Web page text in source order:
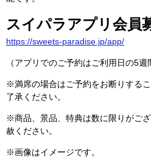
スイパラアプリ会員
https://sweets-paradise.jp/app/
（アプリでのご予約はご利用日の5週
※満席の場合はご予約をお断りする
了承ください。
※商品、景品、特典は数に限りがご
赦ください。
※画像はイメージです。